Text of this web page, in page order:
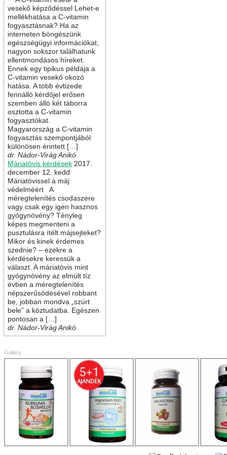
vesekő képződéssel Lehet-e
mellékhatása a C-vitamin
fogyasztásnak? Ha az
interneten böngészünk
egészségügyi információkat,
nagyon sokszor találhatunk
ellentmondásos híreket.
Ennek egy tipikus példája a
C-vitamin vesekő okozó
hatása. A több évtizede
fennálló kérdőjel erősen
szemben álló két táborra
osztotta a C-vitamin
fogyasztókat.
Magyarország a C-vitamin
fogyasztás szempontjából
különösen érintett […]
dr. Nádor-Virág Anikó
Máriatövis kérdések 2017.
december 12. kedd
Máriatövissel a máj
védelméért A
méregtelenítés csodaszere
vagy csak egy igen hasznos
gyógynövény? Tényleg
képes megmenteni a
pusztulásra ítélt májsejteket?
Mikor és kinek érdemes
szednie? – ezekre a
kérdésekre keressük a
választ. A máriatövis mint
gyógynövény az elmúlt tíz
évben a méregtelenítés
népszerűsödésével robbant
be, jobban mondva „szúrt
bele” a köztudatba. Egészen
pontosan a […]
dr. Nádor-Virág Anikó
Gallery